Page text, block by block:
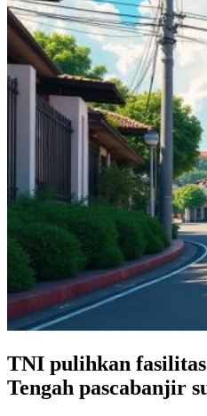
TNI pulihkan
Tengah pascabanjir